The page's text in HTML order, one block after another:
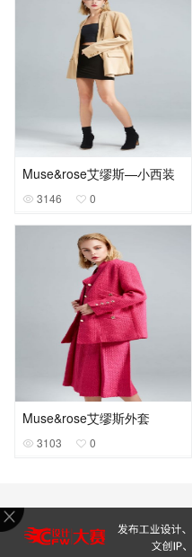
Muse&rose艾缪斯—小西装
3146 0
Muse&rose艾缪斯外套
3103 0